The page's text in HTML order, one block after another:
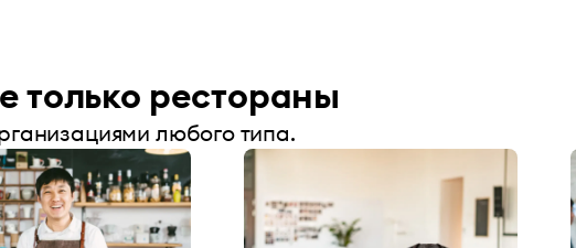
только рестораны
любого типа.